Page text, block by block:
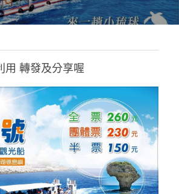
紹
information
通船聯營處
用 轉發及分享喔